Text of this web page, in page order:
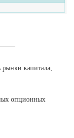
капитала,
опционных